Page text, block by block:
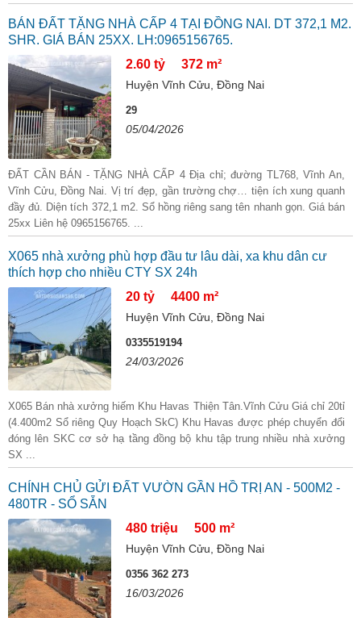
BÁN ĐẤT TẶNG NHÀ CẤP 4 TẠI ĐỒNG NAI. DT 372,1 M2.
SHR. GIÁ BÁN 25XX. LH:0965156765.
2.60 tỷ
372 m²
Huyện Vĩnh Cửu, Đồng Nai
29
05/04/2026
ĐẤT CẦN BÁN - TẶNG NHÀ CẤP 4 Địa chỉ; đường TL768, Vĩnh An,
Vĩnh Cửu, Đồng Nai. Vị trí đẹp, gần trường chợ… tiện ích xung quanh
đầy đủ. Diện tích 372,1 m2. Sổ hồng riêng sang tên nhanh gọn. Giá bán
25xx Liên hệ 0965156765. ...
X065 nhà xưởng phù hợp đầu tư lâu dài, xa khu dân cư
thích hợp cho nhiều CTY SX 24h
20 tỷ
4400 m²
Huyện Vĩnh Cửu, Đồng Nai
0335519194
24/03/2026
X065 Bán nhà xưởng hiếm Khu Havas Thiện Tân.Vĩnh Cửu Giá chỉ 20tỉ
(4.400m2 Sổ riêng Quy Hoạch SkC) Khu Havas được phép chuyển đổi
đóng lên SKC cơ sở hạ tầng đồng bộ khu tập trung nhiều nhà xưởng
SX ...
CHÍNH CHỦ GỬI ĐẤT VƯỜN GẦN HỒ TRỊ AN - 500M2 -
480TR - SỔ SẴN
480 triệu
500 m²
Huyện Vĩnh Cửu, Đồng Nai
0356 362 273
16/03/2026